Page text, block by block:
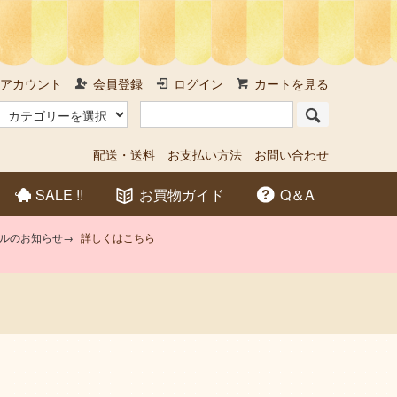
カウント 会員登録 ログイン カートを見る
配送・送料 お支払い方法 お問い合わせ
SALE !! お買物ガイド Q＆A
のお知らせ→ 詳しくはこちら